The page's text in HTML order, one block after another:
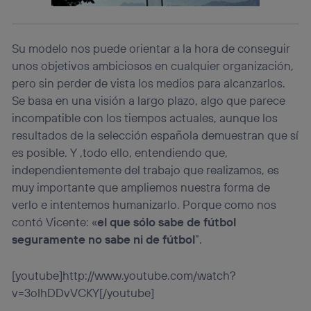
Su modelo nos puede orientar a la hora de conseguir
unos objetivos ambiciosos en cualquier organización,
pero sin perder de vista los medios para alcanzarlos.
Se basa en una visión a largo plazo, algo que parece
incompatible con los tiempos actuales, aunque los
resultados de la selección española demuestran que sí
es posible. Y ,todo ello, entendiendo que,
independientemente del trabajo que realizamos, es
muy importante que ampliemos nuestra forma de
verlo e intentemos humanizarlo. Porque como nos
contó Vicente: «el que sólo sabe de fútbol
seguramente no sabe ni de fútbol”.
[youtube]http://www.youtube.com/watch?
v=3oIhDDvVCKY[/youtube]
personalizado, ya que se basará únicamente en la
navegación del usuario del móvil.
“Administrar Utiq” en la parte inferior de esta página web o
visitando el portal de privacidad de Utiq
(“consenthub”). Para más información, consulta
política de privacidad de Utiq